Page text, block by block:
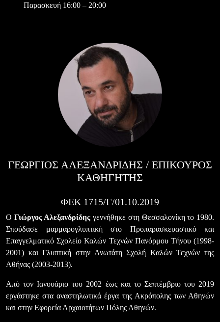
Παρασκευή 16:00 – 20:00
ΓΕΩΡΓΙΟΣ ΑΛΕΞΑΝΔΡΙΔΗΣ / ΕΠΊΚΟΥΡΟΣ
ΚΑΘΗΓΗΤΉΣ
ΦΕΚ 1715/Γ/01.10.2019
Ο Γιώργος Αλεξανδρίδης γεννήθηκε στη Θεσσαλονίκη το 1980.
Σπούδασε μαρμαρογλυπτική στο Προπαρασκευαστικό και
Επαγγελματικό Σχολείο Καλών Τεχνών Πανόρμου Τήνου (1998-
2001) και Γλυπτική στην Ανωτάτη Σχολή Καλών Τεχνών της
Αθήνας (2003-2013).
Από τον Ιανουάριο του 2002 έως και το Σεπτέμβριο του 2019
εργάστηκε στα αναστηλωτικά έργα της Ακρόπολης των Αθηνών
και στην Εφορεία Αρχαιοτήτων Πόλης Αθηνών.